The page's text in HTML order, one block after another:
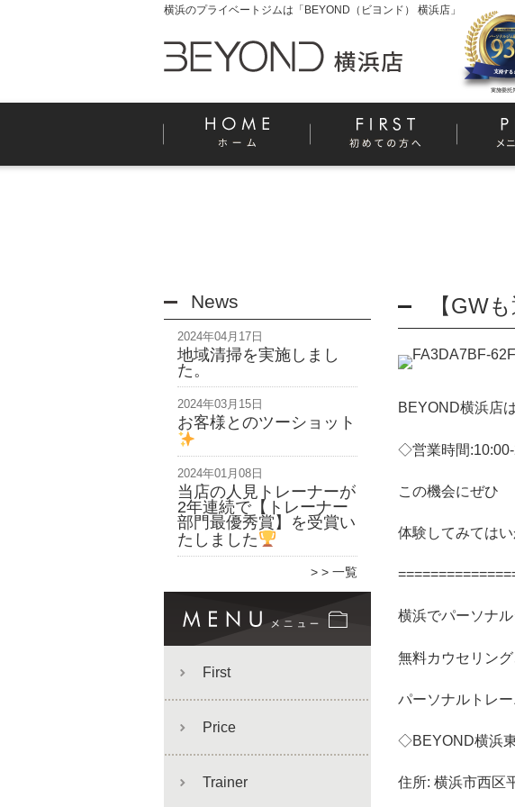
横浜のプライベートジムは「BEYOND（ビヨンド） 横浜店」
News
2024年04月17日
地域清掃を実施しまし
た。
2024年03月15日
お客様とのツーショット
2024年01月08日
当店の人見トレーナーが
2年連続で【トレーナー
部門最優秀賞】を受賞い
たしました
> 一覧
First
Price
Trainer
【GW
BEYOND横浜店
◇営業時間
この機会にぜひ
体験してみては
横浜でパーソナ
無料カウセリン
パーソナルトレ
◇BEYOND横浜
住所: 横浜市西区